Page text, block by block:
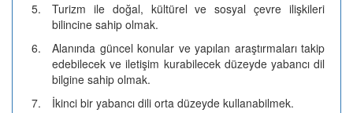
5.
Turizm ile doğal, kültürel ve sosyal çevre ilişkileri
bilincine sahip olmak.
6.
Alanında güncel konular ve yapılan araştırmaları takip
edebilecek ve iletişim kurabilecek düzeyde yabancı dil
bilgine sahip olmak.
7.
İkinci bir yabancı dili orta düzeyde kullanabilmek.